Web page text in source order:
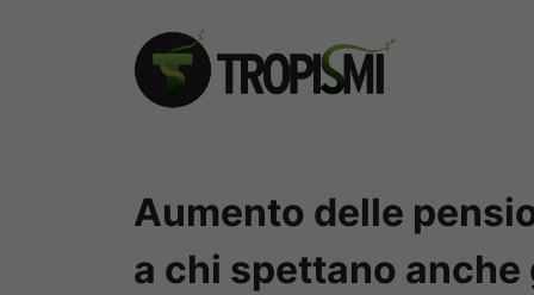
Aumento delle
a chi spettano